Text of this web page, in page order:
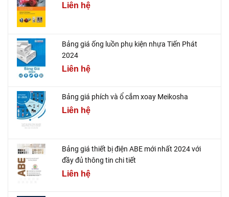
Liên hệ
Bảng giá ống luồn phụ kiện nhựa Tiến Phát
2024
Liên hệ
Bảng giá phích và ổ cắm xoay Meikosha
Liên hệ
Bảng giá thiết bị điện ABE mới nhất 2024 với
đầy đủ thông tin chi tiết
Liên hệ